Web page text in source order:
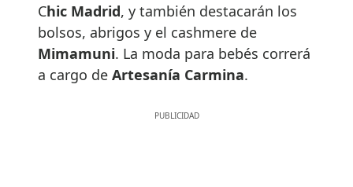
Chic Madrid, y también destacarán los
bolsos, abrigos y el cashmere de
Mimamuni. La moda para bebés correrá
a cargo de Artesanía Carmina.